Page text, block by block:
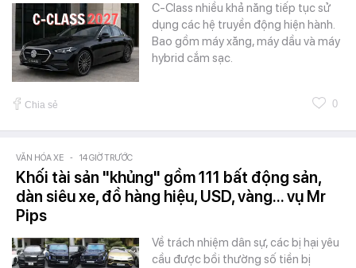
C-Class nhiều khả năng tiếp tục sử
dụng các hệ truyền động hiện hành.
Bao gồm máy xăng, máy dầu và máy
hybrid cắm sạc.
Chia sẻ 0
VĂN HÓA XE - 14 GIỜ TRƯỚC
Khối tài sản "khủng" gồm 111 bất động sản,
dàn siêu xe, đồ hàng hiệu, USD, vàng... vụ Mr
Pips
Về trách nhiệm dân sự, các bị hại yêu
cầu được bồi thường số tiền bị